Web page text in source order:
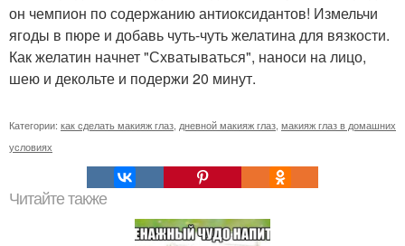
он чемпион по содержанию антиоксидантов! Измельчи
ягоды в пюре и добавь чуть-чуть желатина для вязкости.
Как желатин начнет "Схватываться", наноси на лицо,
шею и декольте и подержи 20 минут.
Категории: как сделать макияж глаз дневной макияж глаз макияж глаз в домашних
условиях
Читайте также